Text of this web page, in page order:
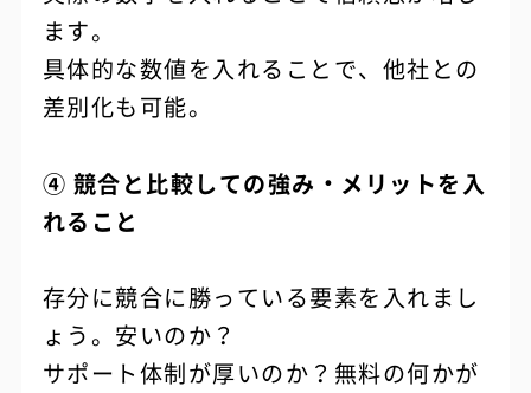
ます。
具体的な数値を入れることで、他社との
差別化も可能。
④ 競合と比較しての強み・メリットを入
れること
存分に競合に勝っている要素を入れまし
ょう。安いのか？
サポート体制が厚いのか？無料の何かが